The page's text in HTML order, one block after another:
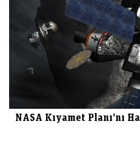
NASA Kıyamet Planı’nı